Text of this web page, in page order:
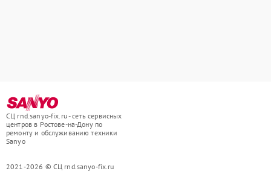
СЦ rnd.sanyo-fix.ru - сеть сервисных
центров в Ростове-на-Дону по
ремонту и обслуживанию техники
Sanyo
2021-2026 © СЦ rnd.sanyo-fix.ru